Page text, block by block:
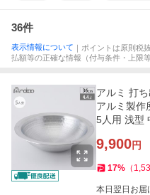
36件
表示情報について ｜ポイントは原則税
払額等の正確な情報（付与条件・上限
アルミ 打
アルミ製
5人用 浅型
9,900円
17% （
本日翌日お届